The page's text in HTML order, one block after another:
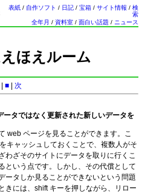
表紙 / 自作ソフト / 日記 / 宝箱 / サイト情報 / 検
索
全年月 / 資料室 / 面白い話題 / ニュース
ほえルーム
■| 次
タではなく更新された新しいデータを
web ページを見ることができます。こ
キャッシュしておくことで、複数人がそ
わざそのサイトにデータを取りに行くこ
という点です。しかし、その代償として
ータしか見ることができないという問題
きには、shift キーを押しながら、リロー